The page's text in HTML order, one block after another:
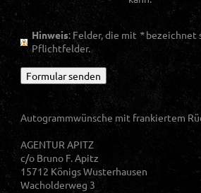
Hinweis : Felder, die mit *bezeichnet
Pflichtfelder.
Autogrammwünsche mit frankiertem
AGENTUR APITZ
c/o Bruno F. Apitz
15712 Königs Wusterhausen
Wacholderweg 3